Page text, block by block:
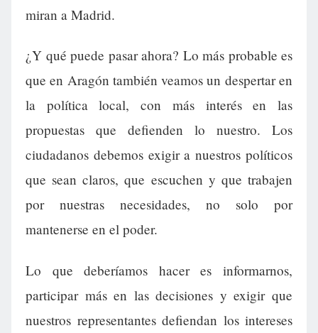
miran a Madrid.
¿Y qué puede pasar ahora? Lo más probable es
que en Aragón también veamos un despertar en
la política local, con más interés en las
propuestas que defienden lo nuestro. Los
ciudadanos debemos exigir a nuestros políticos
que sean claros, que escuchen y que trabajen
por nuestras necesidades, no solo por
mantenerse en el poder.
Lo que deberíamos hacer es informarnos,
participar más en las decisiones y exigir que
nuestros representantes defiendan los intereses